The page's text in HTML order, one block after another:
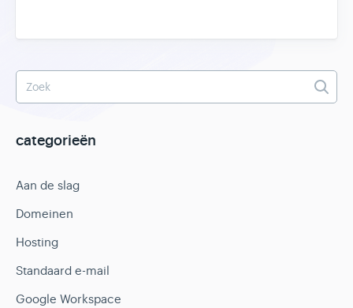
categorieën
Aan de slag
Domeinen
Hosting
Standaard e-mail
Google Workspace